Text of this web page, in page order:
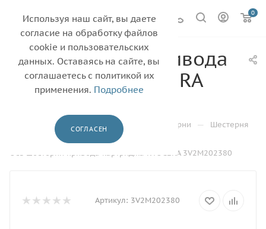
0
Ось шестерни привода
картриджа KYOCERA
3V2M202380
Каталог — Бушинги и шестерни — Шестерня
KYOCERA
Ось шестерни привода картриджа KYOCERA 3V2M202380
Артикул: 3V2M202380
Используя наш сайт, вы даете
согласие на обработку файлов
cookie и пользовательских
данных. Оставаясь на сайте, вы
соглашаетесь с политикой их
применения. Подробнее
СОГЛАСЕН